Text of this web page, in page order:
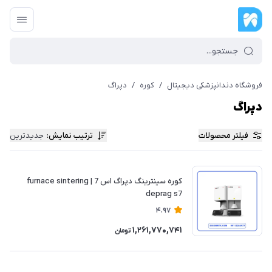
فروشگاه دندانپزشکی دیجیتال / کوره / دپراگ
دپراگ
فیلتر محصولات ترتیب نمایش: جدیدترین
کوره سینترینگ دپراگ اس 7 | furnace sintering
deprag s7
4.97
1,261,770,741 تومان